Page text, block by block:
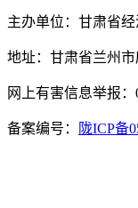
主办单位：甘肃省
地址：甘肃省兰州市
网上有害信息举报：
备案编号： 陇ICP备